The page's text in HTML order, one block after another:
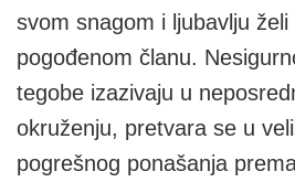
svom snagom i ljubavlju želi
pogođenom članu.
tegobe izazivaju u
okruženju, pretvara se u
pogrešnog ponašanja